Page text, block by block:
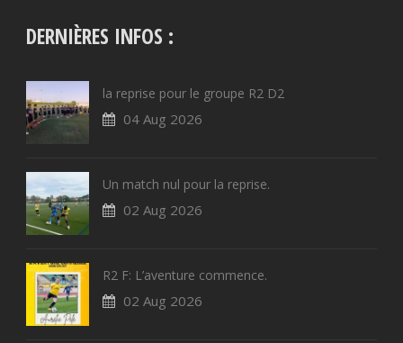
DERNIÈRES INFOS :
la reprise pour le groupe R2 D2
04 Aug 2026
Un match nul pour la reprise.
02 Aug 2026
R2 F: L’aventure commence.
02 Aug 2026